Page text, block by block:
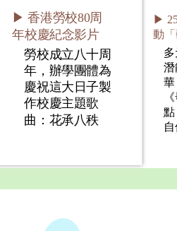
▶ 香港勞校80周
年校慶紀念影片
勞校成立八十周
年，辦學團體為
慶祝這大日子製
作校慶主題歌
曲：花承八秩
▶
動「
潛
華